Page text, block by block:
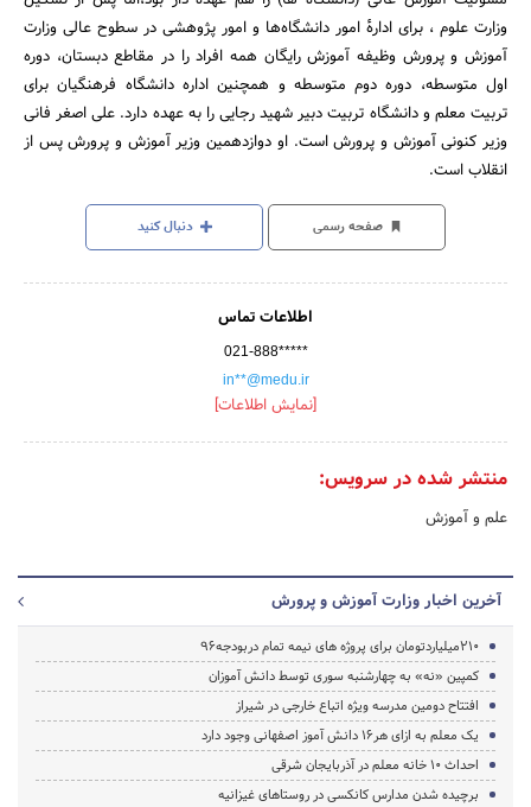
وزارت علوم ، برای ادارهٔ امور دانشگاه‌ها و امور پژوهشی در سطوح عالی وزارت
آموزش و پرورش وظیفه آموزش رایگان همه افراد را در مقاطع دبستان، دوره
اول متوسطه، دوره دوم متوسطه و همچنین اداره دانشگاه فرهنگیان برای
تربیت معلم و دانشگاه تربیت دبیر شهید رجایی را به عهده دارد. علی اصغر فانی
وزیر کنونی آموزش و پرورش است. او دوازدهمین وزیر آموزش و پرورش پس از
انقلاب است.
صفحه رسمی دنبال کنید
اطلاعات تماس
021-888*****
in**@medu.ir
[نمایش اطلاعات]
منتشر شده در سرویس:
علم و آموزش
آخرین اخبار وزارت آموزش و پرورش
210میلیاردتومان برای پروژه های نیمه تمام دربودجه96
کمپین «نه» به چهارشنبه سوری توسط دانش آموزان
افتتاح دومین مدرسه ویژه اتباع خارجی در شیراز
یک معلم به ازای هر16 دانش آموز اصفهانی وجود دارد
احداث ۱۰ خانه معلم در آذربایجان شرقی
برچیده شدن مدارس کانکسی در روستاهای غیزانیه